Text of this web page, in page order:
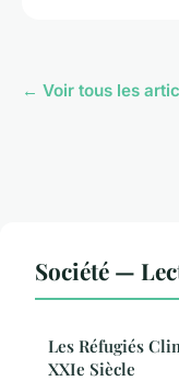
← Voir tous les
Société —
Les Réfugiés
XXIe Siècle